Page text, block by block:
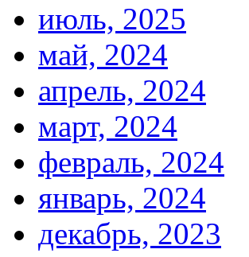
июль, 2025
май, 2024
апрель, 2024
март, 2024
февраль, 2024
январь, 2024
декабрь, 2023